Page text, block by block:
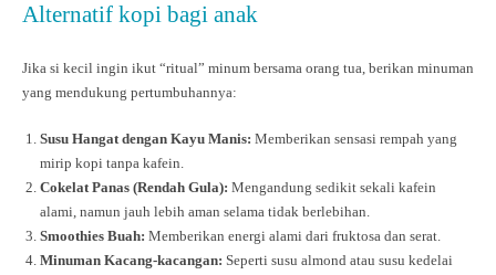
Alternatif kopi bagi anak
Jika si kecil ingin ikut “ritual” minum bersama orang tua, berikan minuman
yang mendukung pertumbuhannya:
Susu Hangat dengan Kayu Manis: Memberikan sensasi rempah yang
mirip kopi tanpa kafein.
Cokelat Panas (Rendah Gula): Mengandung sedikit sekali kafein
alami, namun jauh lebih aman selama tidak berlebihan.
Smoothies Buah: Memberikan energi alami dari fruktosa dan serat.
Minuman Kacang-kacangan: Seperti susu almond atau susu kedelai